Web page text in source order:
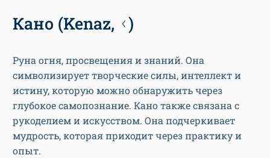
Кано (Kenaz, ᚲ)
Руна огня, просвещения и знаний. Она
символизирует творческие силы, интеллект и
истину, которую можно обнаружить через
глубокое самопознание. Кано также связана с
рукоделием и искусством. Она подчеркивает
мудрость, которая приходит через практику и
опыт.